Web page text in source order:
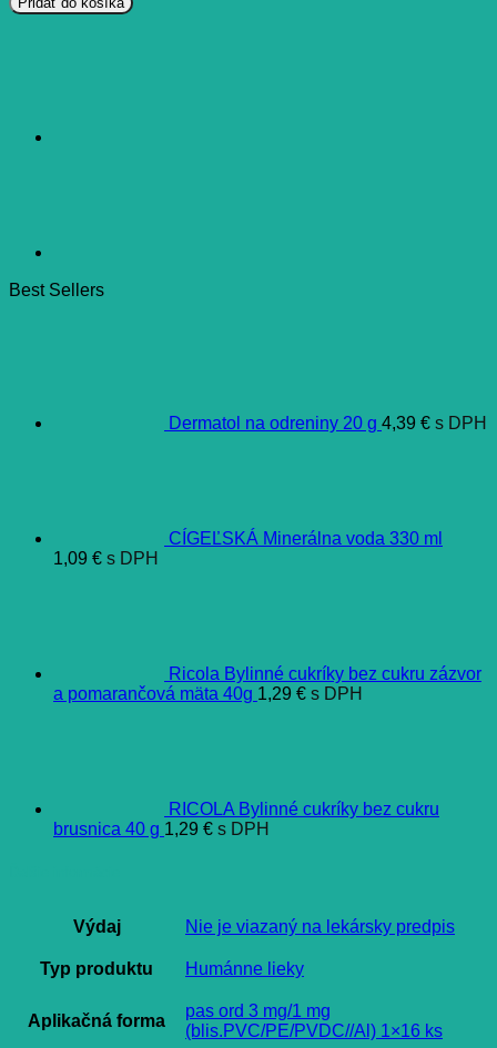
extra
mg/1
Best Sellers
Dermatol na odreniny 20 g 4,39 € s DPH
CÍGEĽSKÁ Minerálna voda 330 ml
1,09 € s DPH
Ricola Bylinné cukríky bez cukru zázvor
a pomarančová mäta 40g 1,29 € s DPH
RICOLA Bylinné cukríky bez cukru
brusnica 40 g 1,29 € s DPH
Výdaj Nie je viazaný na lekársky predpis
Typ produktu Humánne lieky
Aplikačná forma
pas ord 3 mg/1 mg
(blis.PVC/PE/PVDC//Al) 1×16 ks